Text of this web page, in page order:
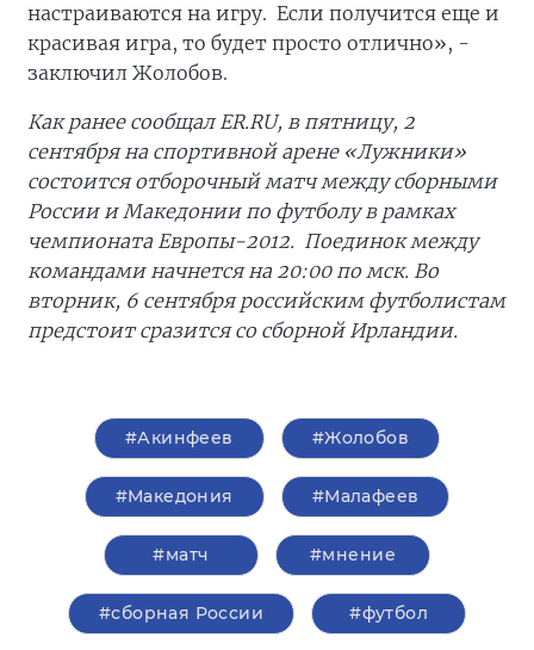
настраиваются на игру. Если получится еще и
красивая игра, то будет просто отлично», -
заключил Жолобов.
Как ранее сообщал ER.RU, в пятницу, 2
сентября на спортивной арене «Лужники»
состоится отборочный матч между сборными
России и Македонии по футболу в рамках
чемпионата Европы-2012. Поединок между
командами начнется на 20:00 по мск. Во
вторник, 6 сентября российским футболистам
предстоит сразится со сборной Ирландии.
#Акинфеев #Жолобов
#Македония #Малафеев
#матч #мнение
#сборная России #футбол